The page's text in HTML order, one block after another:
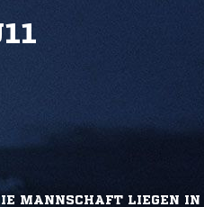
MANNSCHAFT LIEGEN